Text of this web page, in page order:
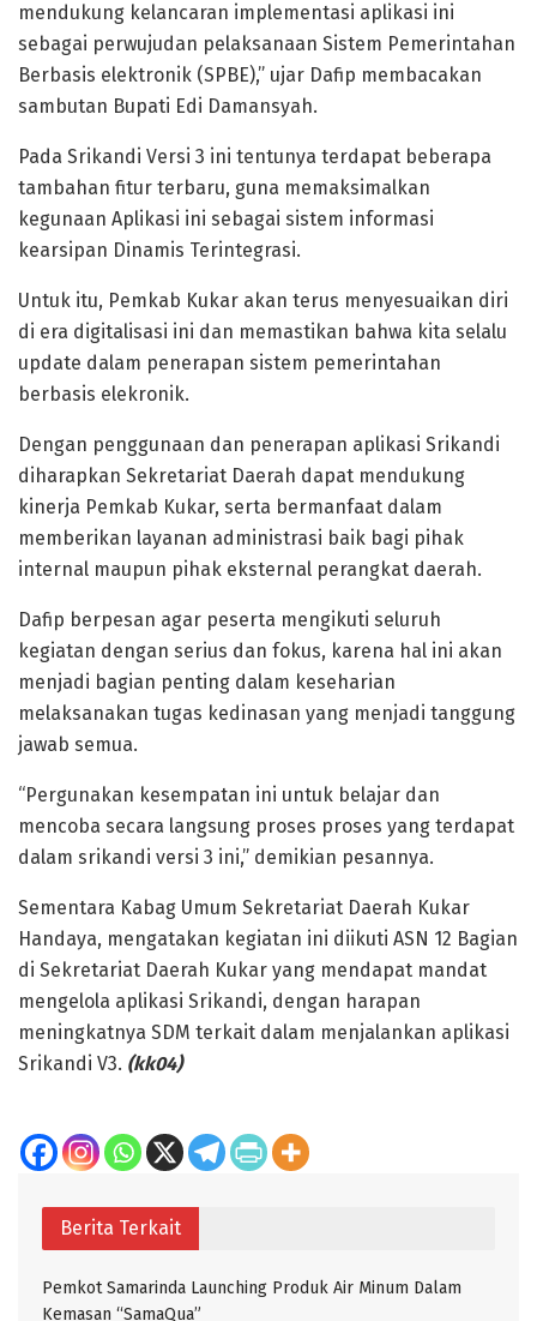
mendukung kelancaran implementasi aplikasi ini
sebagai perwujudan pelaksanaan Sistem Pemerintahan
Berbasis elektronik (SPBE),” ujar Dafip membacakan
sambutan Bupati Edi Damansyah.
Pada Srikandi Versi 3 ini tentunya terdapat beberapa
tambahan fitur terbaru, guna memaksimalkan
kegunaan Aplikasi ini sebagai sistem informasi
kearsipan Dinamis Terintegrasi.
Untuk itu, Pemkab Kukar akan terus menyesuaikan diri
di era digitalisasi ini dan memastikan bahwa kita selalu
update dalam penerapan sistem pemerintahan
berbasis elekronik.
Dengan penggunaan dan penerapan aplikasi Srikandi
diharapkan Sekretariat Daerah dapat mendukung
kinerja Pemkab Kukar, serta bermanfaat dalam
memberikan layanan administrasi baik bagi pihak
internal maupun pihak eksternal perangkat daerah.
Dafip berpesan agar peserta mengikuti seluruh
kegiatan dengan serius dan fokus, karena hal ini akan
menjadi bagian penting dalam keseharian
melaksanakan tugas kedinasan yang menjadi tanggung
jawab semua.
“Pergunakan kesempatan ini untuk belajar dan
mencoba secara langsung proses proses yang terdapat
dalam srikandi versi 3 ini,” demikian pesannya.
Sementara Kabag Umum Sekretariat Daerah Kukar
Handaya, mengatakan kegiatan ini diikuti ASN 12 Bagian
di Sekretariat Daerah Kukar yang mendapat mandat
mengelola aplikasi Srikandi, dengan harapan
meningkatnya SDM terkait dalam menjalankan aplikasi
Srikandi V3. (kk04)
Berita Terkait
Pemkot Samarinda Launching Produk Air Minum Dalam
Kemasan “SamaQua”